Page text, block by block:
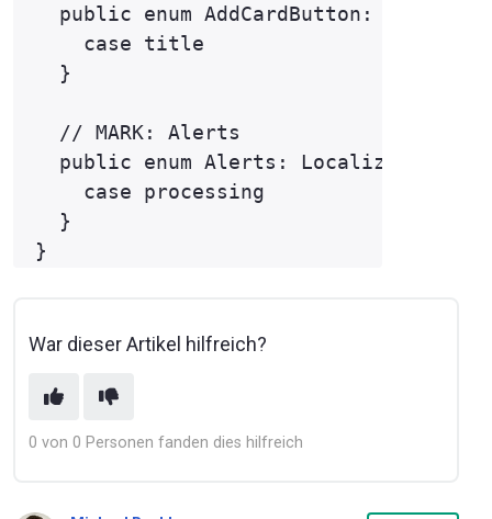
public enum AddCardButton:
    case title
  }
  // MARK: Alerts
public enum Alerts: LocalizableKey
    case processing
  }
War dieser Artikel hilfreich?
0 von 0 Personen fanden dies hilfreich